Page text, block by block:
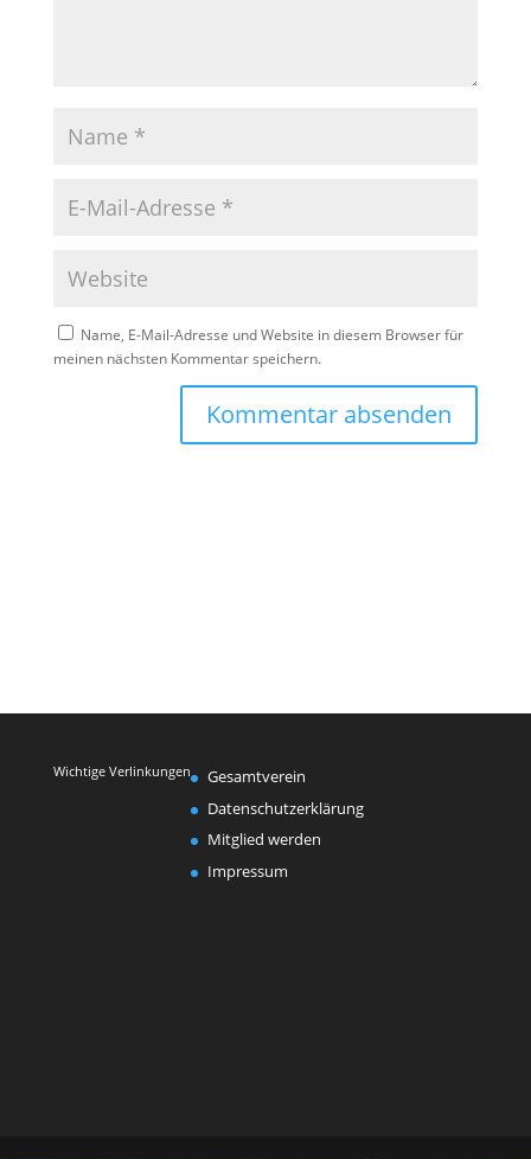
Name, E-Mail-Adresse und Website in diesem Browser für
meinen nächsten Kommentar speichern.
Wichtige Verlinkungen
Gesamtverein
Datenschutzerklärung
Mitglied werden
Impressum